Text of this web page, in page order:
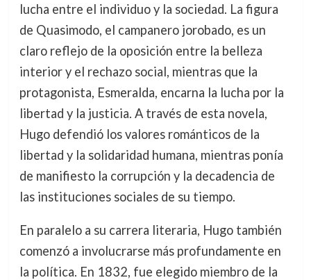
lucha entre el individuo y la sociedad. La figura
de Quasimodo, el campanero jorobado, es un
claro reflejo de la oposición entre la belleza
interior y el rechazo social, mientras que la
protagonista, Esmeralda, encarna la lucha por la
libertad y la justicia. A través de esta novela,
Hugo defendió los valores románticos de la
libertad y la solidaridad humana, mientras ponía
de manifiesto la corrupción y la decadencia de
las instituciones sociales de su tiempo.
En paralelo a su carrera literaria, Hugo también
comenzó a involucrarse más profundamente en
la política. En 1832, fue elegido miembro de la